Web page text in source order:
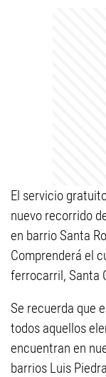
El servicio
nuevo recorrido
en barrio Santa
Comprenderá el
ferrocarril, Santa
Se recuerda que
todos aquellos
encuentran en
barrios Luis